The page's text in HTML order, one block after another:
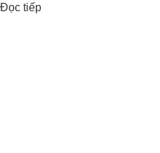
Đọc tiếp